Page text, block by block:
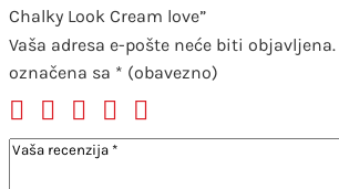
Chalky Look Cream love”
Vaša adresa e-pošte neće biti objavljena.
označena sa * (obavezno)